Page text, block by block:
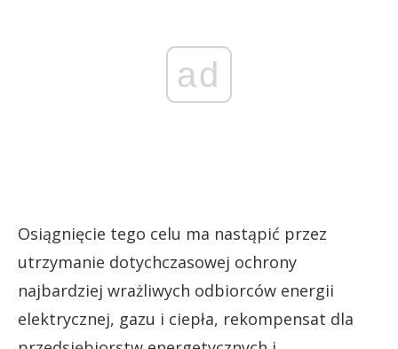
ad
Osiągnięcie tego celu ma nastąpić przez
utrzymanie dotychczasowej ochrony
najbardziej wrażliwych odbiorców energii
elektrycznej, gazu i ciepła, rekompensat dla